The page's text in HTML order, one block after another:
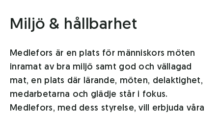
Miljö & hållbarhet
Medlefors är en plats för människors möten
inramat av bra miljö samt god och vällagad
mat, en plats där lärande, möten, delaktighet,
medarbetarna och glädje står i fokus.
Medlefors, med dess styrelse, vill erbjuda våra